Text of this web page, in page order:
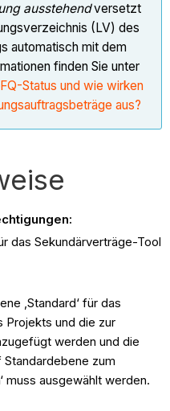
ausstehendversetzt
(LV) des
automatisch mit dem
finden Sie unter
Status und wie wirken
aus?
das Sekundärverträge-Tool
‚Standard‘ für das
Projekts und die zur
werden und die
Standardebene zum
muss ausgewählt werden.